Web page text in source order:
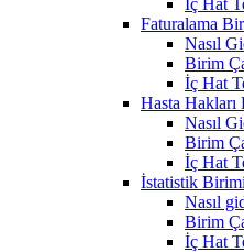
Faturalama
Nasıl
Birim
İç Hat
Hasta Hakları
Nasıl
Birim
İç Hat
İstatistik Birimi
Nasıl
Birim
İç Hat